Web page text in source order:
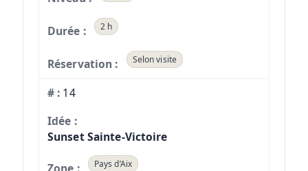
2 h
Selon visite
14
Sunset Sainte-Victoire
Pays d’Aix